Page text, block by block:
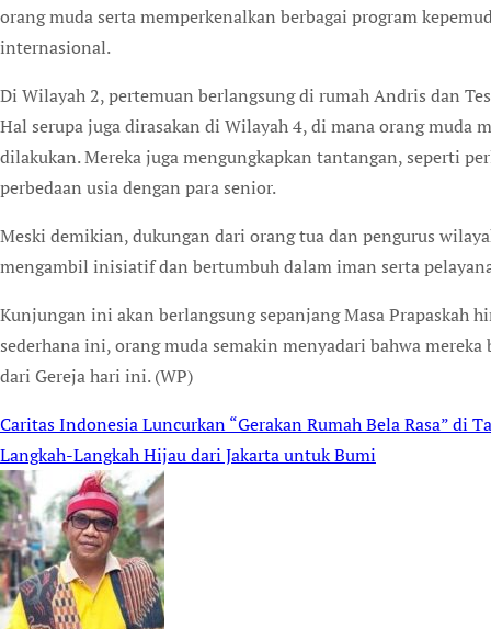
orang muda serta memperkenalkan berbagai program
internasional.
Di Wilayah 2, pertemuan berlangsung di rumah Andris dan
Hal serupa juga dirasakan di Wilayah 4, di mana orang muda
dilakukan. Mereka juga mengungkapkan tantangan, seperti
perbedaan usia dengan para senior.
Meski demikian, dukungan dari orang tua dan pengurus
mengambil inisiatif dan bertumbuh dalam iman serta
Kunjungan ini akan berlangsung sepanjang Masa Prapaskah
sederhana ini, orang muda semakin menyadari bahwa
dari Gereja hari ini. (WP)
Post
navigation
Caritas Indonesia Luncurkan “Gerakan Rumah Bela Rasa” di
Langkah-Langkah Hijau dari Jakarta untuk Bumi